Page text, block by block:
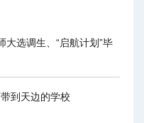
大选调生、“启航计划”毕
到天边的学校